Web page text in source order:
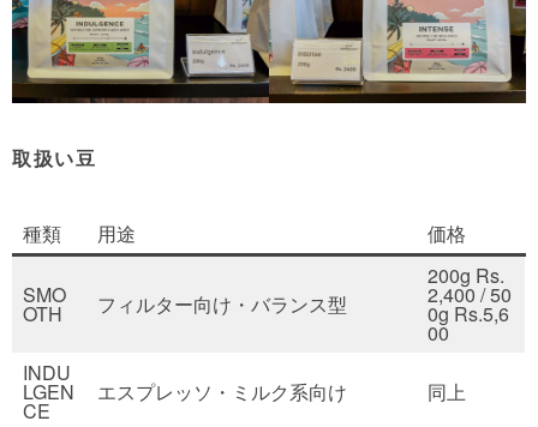
取扱い豆
種類 用途 価格
SMO
OTH フィルター向け・バランス型
200g Rs.
2,400 / 50
0g Rs.5,6
00
INDU
LGEN
CE
エスプレッソ・ミルク系向け 同上